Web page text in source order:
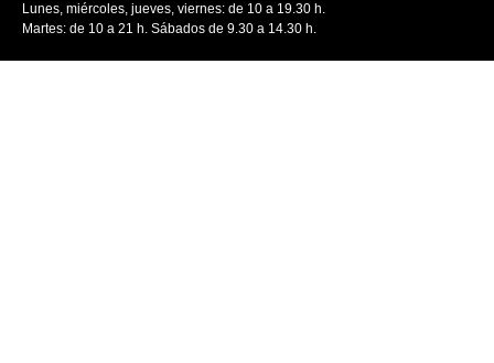
Lunes, miércoles, jueves, viernes: de 10 a 19.30 h.
Martes: de 10 a 21 h. Sábados de 9.30 a 14.30 h.